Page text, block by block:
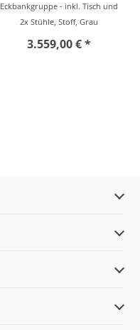
Eckbankgruppe - inkl. Tisch und
2x Stühle, Stoff, Grau
3.559,00 € *